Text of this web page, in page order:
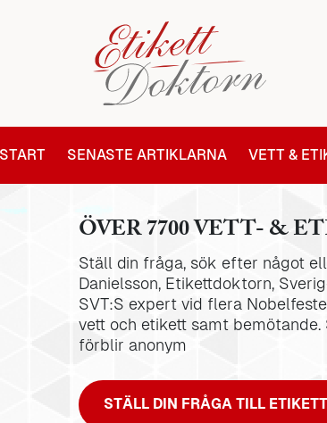
START SENASTE ARTIKLARNA VETT &
ÖVER 7700 VETT- &
Ställ din fråga, sök efter något
Danielsson, Etikettdoktorn,
SVT:S expert vid flera
vett och etikett samt
förblir anonym
STÄLL DIN FRÅGA TILL